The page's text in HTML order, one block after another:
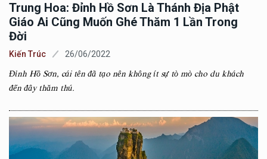
Trung Hoa: Đỉnh Hồ Sơn Là Thánh Địa Phật
Giáo Ai Cũng Muốn Ghé Thăm 1 Lần Trong
Đời
Kiến Trúc 26/06/2022
Đỉnh Hồ Sơn, cái tên đã tạo nên không ít sự tò mò cho du khách
đến đây thăm thú.